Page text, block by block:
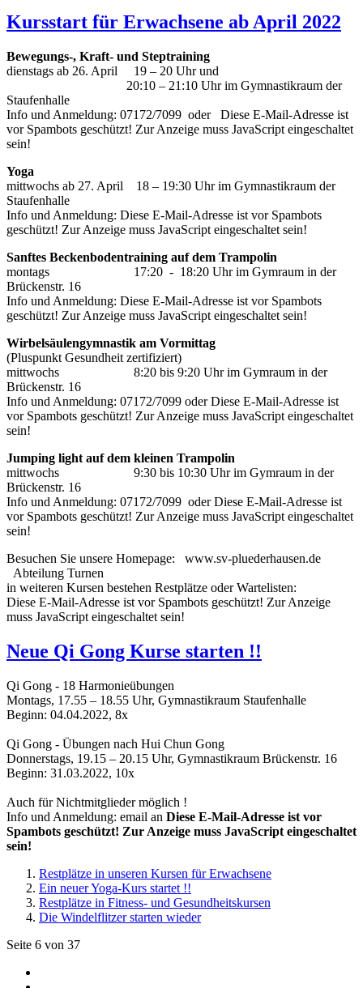
Kursstart für Erwachsene ab April 2022
Bewegungs-, Kraft- und Steptraining
dienstags ab 26. April 19 – 20 Uhr und
20:10 – 21:10 Uhr im Gymnastikraum der
Staufenhalle
Info und Anmeldung: 07172/7099 oder Diese E-Mail-Adresse ist
vor Spambots geschützt! Zur Anzeige muss JavaScript eingeschaltet
sein!
Yoga
mittwochs ab 27. April 18 – 19:30 Uhr im Gymnastikraum der
Staufenhalle
Info und Anmeldung: Diese E-Mail-Adresse ist vor Spambots
geschützt! Zur Anzeige muss JavaScript eingeschaltet sein!
Sanftes Beckenbodentraining auf dem Trampolin
montags 17:20 - 18:20 Uhr im Gymraum in der
Brückenstr. 16
Info und Anmeldung: Diese E-Mail-Adresse ist vor Spambots
geschützt! Zur Anzeige muss JavaScript eingeschaltet sein!
Wirbelsäulengymnastik am Vormittag
(Pluspunkt Gesundheit zertifiziert)
mittwochs 8:20 bis 9:20 Uhr im Gymraum in der
Brückenstr. 16
Info und Anmeldung: 07172/7099 oderDiese E-Mail-Adresse ist
vor Spambots geschützt! Zur Anzeige muss JavaScript eingeschaltet
sein!
Jumping light auf dem kleinen Trampolin
mittwochs 9:30 bis 10:30 Uhr im Gymraum in der
Brückenstr. 16
Info und Anmeldung: 07172/7099 oderDiese E-Mail-Adresse ist
vor Spambots geschützt! Zur Anzeige muss JavaScript eingeschaltet
sein!
Besuchen Sie unsere Homepage: www.sv-pluederhausen.de
Abteilung Turnen
in weiteren Kursen bestehen Restplätze oder Wartelisten:
Diese E-Mail-Adresse ist vor Spambots geschützt! Zur Anzeige
muss JavaScript eingeschaltet sein!
Neue Qi Gong Kurse starten !!
Qi Gong - 18 Harmonieübungen
Montags, 17.55 – 18.55 Uhr, Gymnastikraum Staufenhalle
Beginn: 04.04.2022, 8x
Qi Gong - Übungen nach Hui Chun Gong
Donnerstags, 19.15 – 20.15 Uhr, Gymnastikraum Brückenstr. 16
Beginn: 31.03.2022, 10x
Auch für Nichtmitglieder möglich !
Info und Anmeldung: email an Diese E-Mail-Adresse ist vor
Spambots geschützt! Zur Anzeige muss JavaScript eingeschaltet
sein!
Restplätze in unseren Kursen für Erwachsene
Ein neuer Yoga-Kurs startet !!
Restplätze in Fitness- und Gesundheitskursen
Die Windelflitzer starten wieder
Seite 6 von 37